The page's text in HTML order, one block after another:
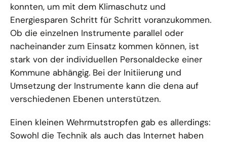
konnten, um mit dem Klimaschutz und
Energiesparen Schritt für Schritt voranzukommen.
Ob die einzelnen Instrumente parallel oder
nacheinander zum Einsatz kommen können, ist
stark von der individuellen Personaldecke einer
Kommune abhängig. Bei der Initiierung und
Umsetzung der Instrumente kann die dena auf
verschiedenen Ebenen unterstützen.
Einen kleinen Wehrmutstropfen gab es allerdings:
Sowohl die Technik als auch das Internet haben